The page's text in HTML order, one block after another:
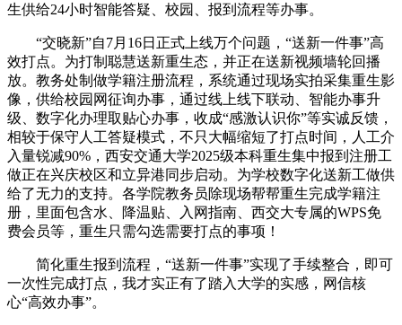
生供给24小时智能答疑、校园、报到流程等办事。
“交晓新”自7月16日正式上线万个问题，“送新一件事”高
效打点。为打制聪慧送新重生态，并正在送新视频墙轮回播
放。教务处制做学籍注册流程，系统通过现场实拍采集重生影
像，供给校园网征询办事，通过线上线下联动、智能办事升
级、数字化办理取贴心办事，收成“感激认识你”等实诚反馈，
相较于保守人工答疑模式，不只大幅缩短了打点时间，人工介
入量锐减90%，西安交通大学2025级本科重生集中报到注册工
做正在兴庆校区和立异港同步启动。为学校数字化送新工做供
给了无力的支持。各学院教务员除现场帮帮重生完成学籍注
册，里面包含水、降温贴、入网指南、西交大专属的WPS免
费会员等，重生只需勾选需要打点的事项！
简化重生报到流程，“送新一件事”实现了手续整合，即可
一次性完成打点，我才实正有了踏入大学的实感，网信核
心“高效办事”。